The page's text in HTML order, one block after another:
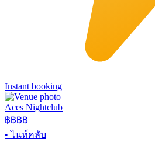
Instant booking
Aces Nightclub
฿฿฿฿
•ไนท์คลับ